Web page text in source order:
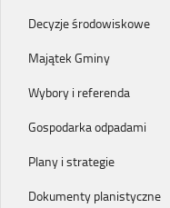
Decyzje środowiskowe
Majątek Gminy
Wybory i referenda
Gospodarka odpadami
Plany i strategie
Dokumenty planistyczne